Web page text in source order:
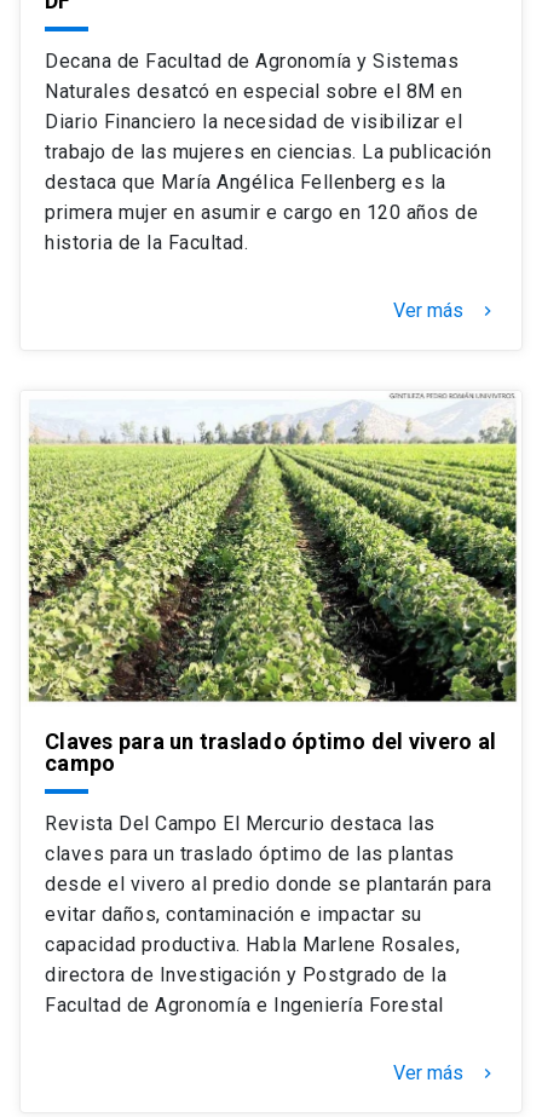
Decana de Facultad de Agronomía y Sistemas
Naturales desatcó en especial sobre el 8M en
Diario Financiero la necesidad de visibilizar el
trabajo de las mujeres en ciencias. La publicación
destaca que María Angélica Fellenberg es la
primera mujer en asumir e cargo en 120 años de
historia de la Facultad.
Ver más keyboard_arrow_right
Claves para un traslado óptimo del vivero al
campo
Revista Del Campo El Mercurio destaca las
claves para un traslado óptimo de las plantas
desde el vivero al predio donde se plantarán para
evitar daños, contaminación e impactar su
capacidad productiva. Habla Marlene Rosales,
directora de Investigación y Postgrado de la
Facultad de Agronomía e Ingeniería Forestal
Ver más keyboard_arrow_right